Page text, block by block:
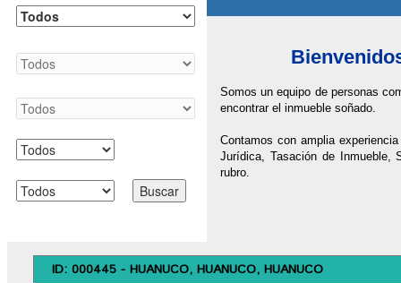
Somos un equipo de personas
encontrar el inmueble soñado.
Contamos con amplia
Jurídica, Tasación de Inmueble,
rubro.
ID: 000445 - HUANUCO, HUANUCO, HUANUCO